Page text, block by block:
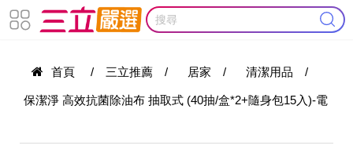
首頁 / 三立推薦 / 居家 / 清潔用品 /
保潔淨 高效抗菌除油布 抽取式 (40抽/盒*2+隨身包15入)-電